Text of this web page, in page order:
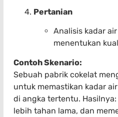
Pertanian
Analisis kadar
menentukan
Contoh Skenario:
Sebuah pabrik cokelat
untuk memastikan kadar
di angka tertentu.
lebih tahan lama, dan